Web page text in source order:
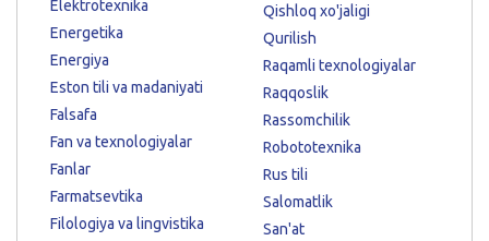
Elektrotexnika
Energetika
Energiya
Eston tili va madaniyati
Falsafa
Fan va texnologiyalar
Fanlar
Farmatsevtika
Filologiya va lingvistika
Qishloq xo'jaligi
Qurilish
Raqamli texnologiyalar
Raqqoslik
Rassomchilik
Robototexnika
Rus tili
Salomatlik
San'at